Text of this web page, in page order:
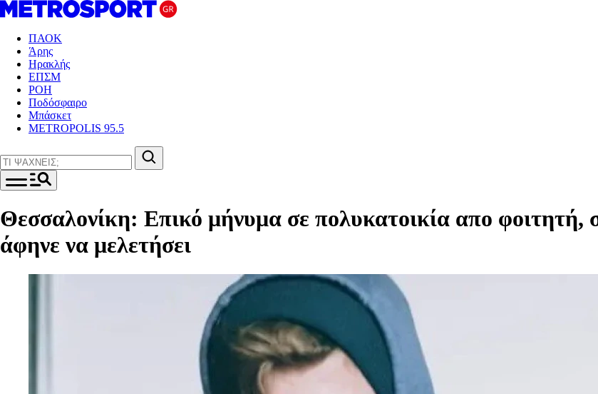
ΠΑΟΚ
Άρης
Ηρακλής
ΕΠΣΜ
ΡΟΗ
Ποδόσφαιρο
Μπάσκετ
METROPOLIS 95.5
Θεσσαλονίκη: Επικό μήνυμα σε πολυκατοικία απο φοιτητή,
άφηνε να μελετήσει